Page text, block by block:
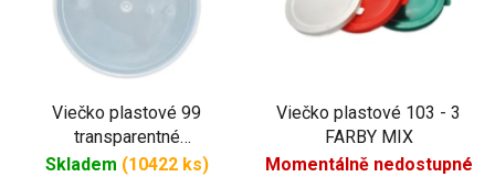
Viečko plastové 99
transparentné
(priehľadné)
Skladem (10422 ks)
Viečko plastové 103 - 3
FARBY MIX
Momentálně nedostupné